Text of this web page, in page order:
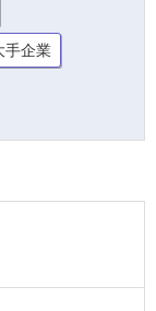
手企業